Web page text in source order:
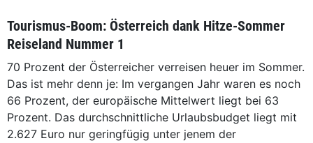
Tourismus-Boom: Österreich dank Hitze-Sommer
Reiseland Nummer 1
70 Prozent der Österreicher verreisen heuer im Sommer.
Das ist mehr denn je: Im vergangen Jahr waren es noch
66 Prozent, der europäische Mittelwert liegt bei 63
Prozent. Das durchschnittliche Urlaubsbudget liegt mit
2.627 Euro nur geringfügig unter jenem der